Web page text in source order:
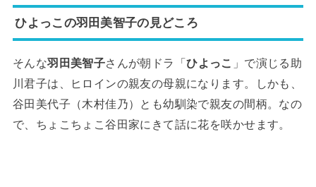
ひよっこの羽田美智子の見どころ
そんな羽田美智子さんが朝ドラ「ひよっこ
」で演じる助
川君子は、ヒロインの親友の母親になります。しかも、
谷田美代子（木村佳乃）とも幼馴染で親友の間柄。なの
で、ちょこちょこ谷田家にきて話に花を咲かせます。